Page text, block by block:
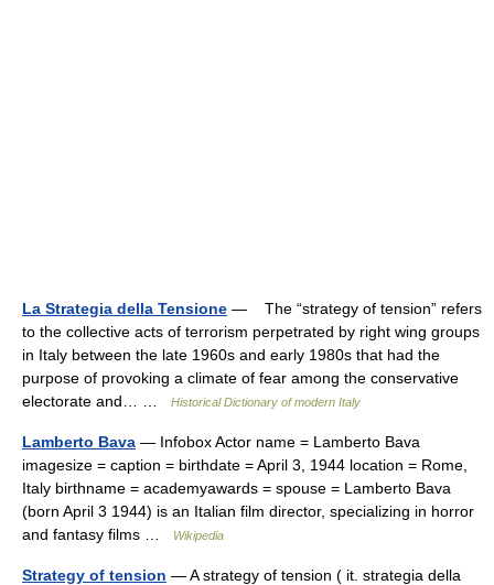
La Strategia della Tensione — The “strategy of tension” refers
to the collective acts of terrorism perpetrated by right wing groups
in Italy between the late 1960s and early 1980s that had the
purpose of provoking a climate of fear among the conservative
electorate and… …
Historical Dictionary of modern Italy
Lamberto Bava — Infobox Actor name = Lamberto Bava
imagesize = caption = birthdate = April 3, 1944 location = Rome,
Italy birthname = academyawards = spouse = Lamberto Bava
(born April 3 1944) is an Italian film director, specializing in horror
and fantasy films …
Wikipedia
Strategy of tension — A strategy of tension ( it. strategia della